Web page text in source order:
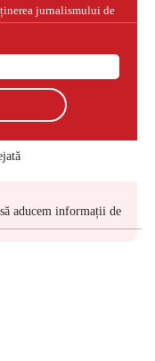
jurnalismului de
aducem informații de